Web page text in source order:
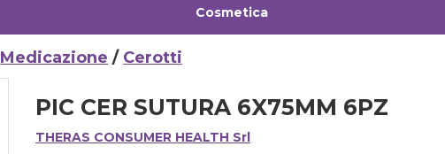
Cosmetica
Medicazione / Cerotti
PIC CER SUTURA 6X75MM 6PZ
THERAS CONSUMER HEALTH Srl